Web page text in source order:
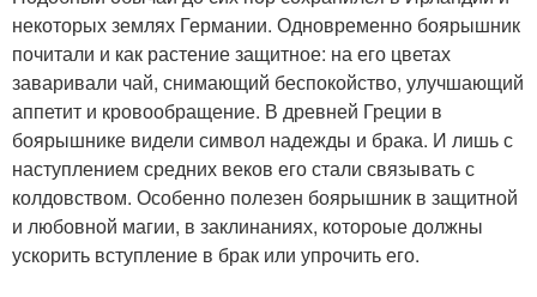
некоторых землях Германии. Одновременно боярышник
почитали и как растение защитное: на его цветах
заваривали чай, снимающий беспокойство, улучшающий
аппетит и кровообращение. В древней Греции в
боярышнике видели символ надежды и брака. И лишь с
наступлением средних веков его стали связывать с
колдовством. Особенно полезен боярышник в защитной
и любовной магии, в заклинаниях, котороые должны
ускорить вступление в брак или упрочить его.